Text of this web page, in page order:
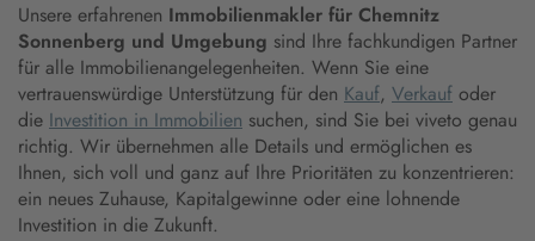
Unsere erfahrenen Immobilienmakler für Chemnitz
Sonnenberg und Umgebung sind Ihre fachkundigen Partner
für alle Immobilienangelegenheiten. Wenn Sie eine
vertrauenswürdige Unterstützung für den Kauf, Verkauf oder
die Investition in Immobilien suchen, sind Sie bei viveto genau
richtig. Wir übernehmen alle Details und ermöglichen es
Ihnen, sich voll und ganz auf Ihre Prioritäten zu konzentrieren:
ein neues Zuhause, Kapitalgewinne oder eine lohnende
Investition in die Zukunft.